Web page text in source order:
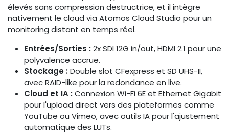
élevés sans compression destructrice, et il intègre
nativement le cloud via Atomos Cloud Studio pour un
monitoring distant en temps réel.
Entrées/Sorties :2x SDI 12G in/out, HDMI 2.1 pour une
polyvalence accrue.
Stockage :Double slot CFexpress et SD UHS-II,
avec RAID-like pour la redondance en live.
Cloud et IA :Connexion Wi-Fi 6E et Ethernet Gigabit
pour l'upload direct vers des plateformes comme
YouTube ou Vimeo, avec outils IA pour l'ajustement
automatique des LUTs.